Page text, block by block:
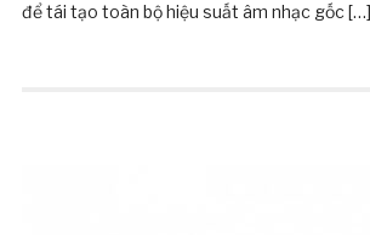
để tái tạo toàn bộ hiệu suất âm nhạc gốc […]